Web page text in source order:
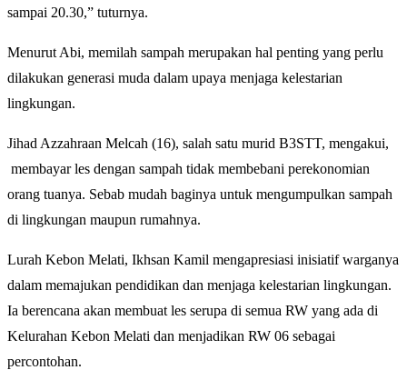
sampai 20.30,” tuturnya.
Menurut Abi, memilah sampah merupakan hal penting yang perlu
dilakukan generasi muda dalam upaya menjaga kelestarian
lingkungan.
Jihad Azzahraan Melcah (16), salah satu murid B3STT, mengakui,
membayar les dengan sampah tidak membebani perekonomian
orang tuanya. Sebab mudah baginya untuk mengumpulkan sampah
di lingkungan maupun rumahnya.
Lurah Kebon Melati, Ikhsan Kamil mengapresiasi inisiatif warganya
dalam memajukan pendidikan dan menjaga kelestarian lingkungan.
Ia berencana akan membuat les serupa di semua RW yang ada di
Kelurahan Kebon Melati dan menjadikan RW 06 sebagai
percontohan.